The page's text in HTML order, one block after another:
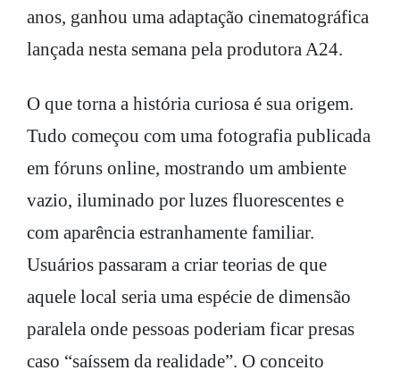
anos, ganhou uma adaptação cinematográfica
lançada nesta semana pela produtora A24.
O que torna a história curiosa é sua origem.
Tudo começou com uma fotografia publicada
em fóruns online, mostrando um ambiente
vazio, iluminado por luzes fluorescentes e
com aparência estranhamente familiar.
Usuários passaram a criar teorias de que
aquele local seria uma espécie de dimensão
paralela onde pessoas poderiam ficar presas
caso “saíssem da realidade”. O conceito